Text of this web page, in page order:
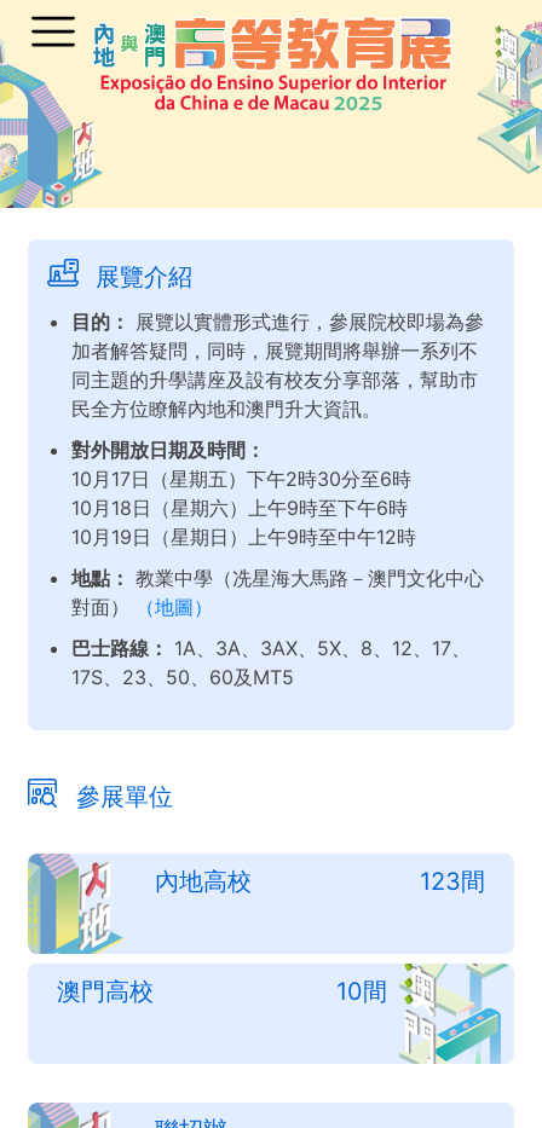
展覽介紹
目的：
展覽以實體形式進行，參展院校即場為參
加者解答疑問，同時，展覽期間將舉辦一系列不
同主題的升學講座及設有校友分享部落，幫助市
民全方位瞭解內地和澳門升大資訊。
對外開放日期及時間：
10月17日（星期五）下午2時30分至6時
10月18日（星期六）上午9時至下午6時
10月19日（星期日）上午9時至中午12時
地點： 教業中學（冼星海大馬路－澳門文化中心
對面）
（地圖）
巴士路線： 1A、3A、3AX、5X、8、12、17、
17S、23、50、60及MT5
參展單位
內地高校 123間
澳門高校 10間